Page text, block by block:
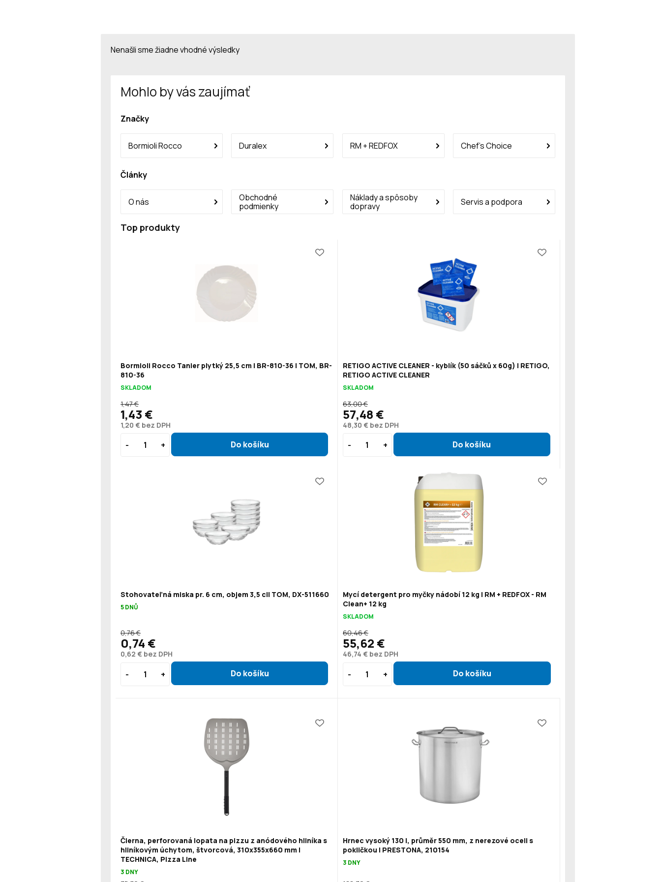
Nenašli sme žiadne vhodné výsledky
Mohlo by vás zaujímať
Značky
Bormioli Rocco Duralex RM + REDFOX Chef’s Choice
Články
O nás
Obchodné
podmienky
Náklady a spôsoby
dopravy
Servis a podpora
Top produkty
Bormioli Rocco Tanier plytký 25,5 cm | BR-810-36 | TOM, BR-
810-36
SKLADOM
1,20 € bez DPH
1,47 €
1,43 €
RETIGO ACTIVE CLEANER - kyblík (50 sáčků x 60g) | RETIGO,
RETIGO ACTIVE CLEANER
SKLADOM
48,30 € bez DPH
63,00 €
57,48 €
Stohovateľná miska pr. 6 cm, objem 3,5 cl| TOM, DX-511660
5 DNŮ
0,62 € bez DPH
0,76 €
0,74 €
Mycí detergent pro myčky nádobí 12 kg | RM + REDFOX - RM
Clean+ 12 kg
SKLADOM
46,74 € bez DPH
60,46 €
55,62 €
Čierna, perforovaná lopata na pizzu z anódového hliníka s
hliníkovým úchytom, štvorcová, 310x355x660 mm |
TECHNICA, Pizza Line
3 DNY
Hrnec vysoký 130 l, průměr 550 mm, z nerezové oceli s
pokličkou | PRESTONA, 210154
3 DNY